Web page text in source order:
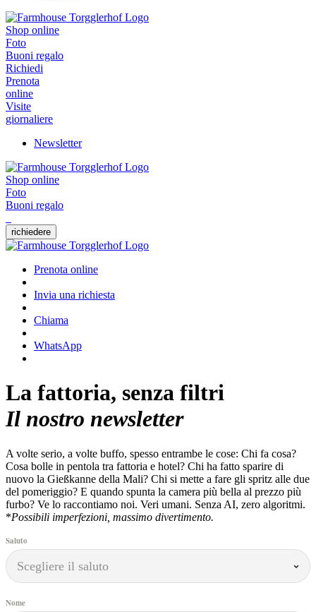
Shop online
Foto
Buoni regalo
Richiedi
Prenota
online
Visite
giornaliere
Newsletter
Shop online
Foto
Buoni regalo
richiedere
Prenota online
Invia una richiesta
Chiama
WhatsApp
La fattoria, senza filtri
Il nostro newsletter
A volte serio, a volte buffo, spesso entrambe le cose: Chi fa cosa?
Cosa bolle in pentola tra fattoria e hotel? Chi ha fatto sparire di
nuovo la Gießkanne della Mali? Chi si mette a fare gli spritz alle due
del pomeriggio? E quando spunta la camera più bella al prezzo più
furbo? Ve lo raccontiamo noi. Veri umani. Senza AI, zero algoritmi.
*Possibili imperfezioni, massimo divertimento.
Saluto
Nome